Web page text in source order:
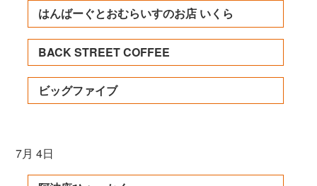
はんばーぐとおむらいすのお店 いくら
BACK STREET COFFEE
ビッグファイブ
7月 4日